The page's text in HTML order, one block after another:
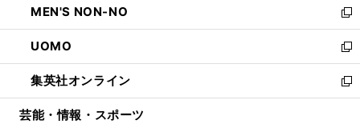
く
で
開
く
ド
ウ
で
開
く
ィ
ン
ド
ウ
で
開
い
ウ
ィ
ン
ド
ウ
MEN'S NON-NO
新
し
い
ウ
ィ
ン
UOMO
新
し
い
ウ
集英社オンライン
新
し
芸能・情報・スポーツ